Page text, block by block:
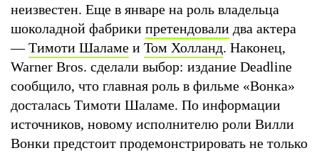
неизвестен. Еще в январе на роль владельца
шоколадной фабрики претендовали два актера
—Тимоти Шаламе и Том Холланд. Наконец,
Warner Bros. сделали выбор: издание Deadline
сообщило, что главная роль в фильме «Вонка»
досталась Тимоти Шаламе. По информации
источников, новому исполнителю роли Вилли
Вонки предстоит продемонстрировать не только